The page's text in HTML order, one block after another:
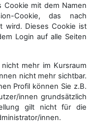
Cookie mit dem Namen
Cookie, das nach
wird. Dieses Cookie ist
Login auf alle Seiten
mehr im Kursraum
nicht mehr sichtbar.
Profil können Sie z.B.
innen grundsätzlich
gilt nicht für die
innen.